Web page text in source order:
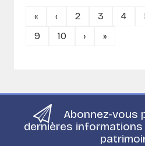
« ‹ 2 3 4
9
10 › »
Abonnez-vous
dernières informations